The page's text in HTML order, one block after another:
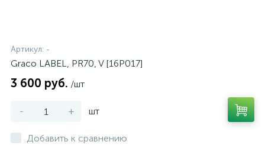
Артикул: -
Graco LABEL, PR70, V [16P017]
3 600 руб. /шт
- + шт
Добавить к сравнению